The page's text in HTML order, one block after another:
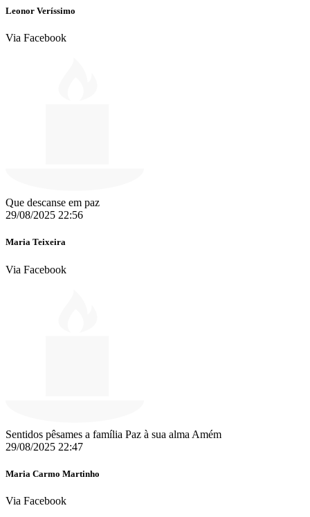
Leonor Veríssimo
Via Facebook
Que descanse em paz
29/08/2025 22:56
Maria Teixeira
Via Facebook
Sentidos pêsames a família Paz à sua alma Amém
29/08/2025 22:47
Maria Carmo Martinho
Via Facebook